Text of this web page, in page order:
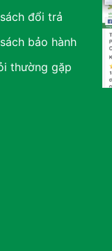
đổi trả
bảo hành
thường gặp